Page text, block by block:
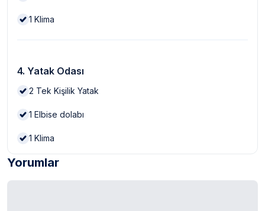
1 Klima
4. Yatak Odası
2 Tek Kişilik Yatak
1 Elbise dolabı
1 Klima
Yorumlar